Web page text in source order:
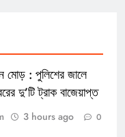
মোড় : পুলিশের জালে
দু’টি ট্রাক বাজেয়াপ্ত
3 hours ago 0